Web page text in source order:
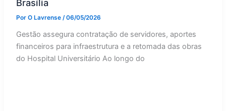
Brasília
Por O Lavrense /06/05/2026
Gestão assegura contratação de servidores, aportes
financeiros para infraestrutura e a retomada das obras
do Hospital Universitário Ao longo do